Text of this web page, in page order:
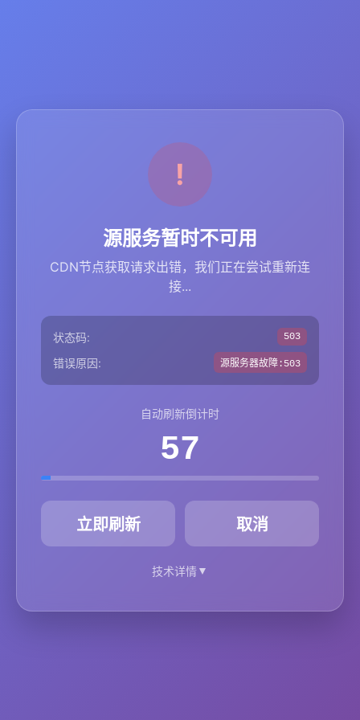
源服务暂时不可用
CDN节点获取请求出错，我们正在尝试重新连
接...
状态码: 503
错误原因: 源服务器故障:503
自动刷新倒计时
57
立即刷新 取消
技术详情▼